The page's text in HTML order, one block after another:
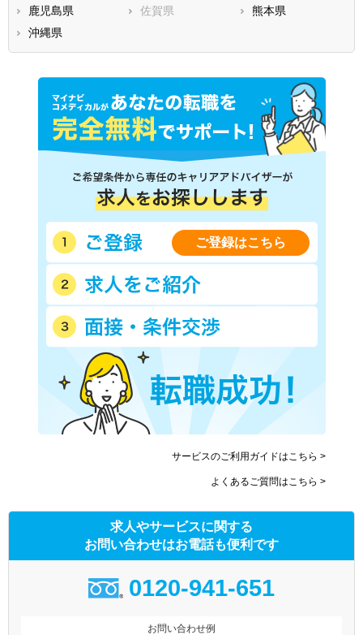
鹿児島県
佐賀県
熊本県
沖縄県
ご登録はこちら
サービスのご利用ガイドはこちら >
よくあるご質問はこちら >
求人やサービスに関する
お問い合わせはお電話も便利です
0120-941-651
お問い合わせ例